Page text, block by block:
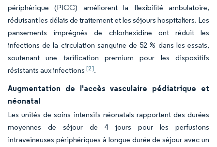
périphérique (PICC) améliorent la flexibilité ambulatoire,
réduisant les délais de traitement et les séjours hospitaliers. Les
pansements imprégnés de chlorhexidine ont réduit les
infections de la circulation sanguine de 52 % dans les essais,
soutenant une tarification premium pour les dispositifs
résistants aux infections [2].
Augmentation de l'accès vasculaire pédiatrique et
néonatal
Les unités de soins intensifs néonatals rapportent des durées
moyennes de séjour de 4 jours pour les perfusions
intraveineuses périphériques à longue durée de séjour avec un